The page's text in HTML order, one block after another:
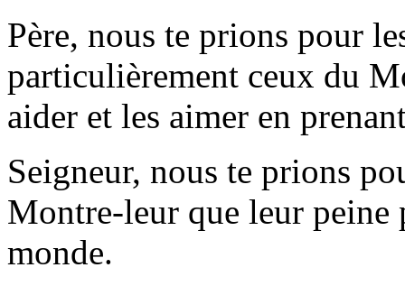
Père, nous te prions pour
particulièrement ceux du
aider et les aimer en
Seigneur, nous te prions
Montre-leur que leur peine
monde.